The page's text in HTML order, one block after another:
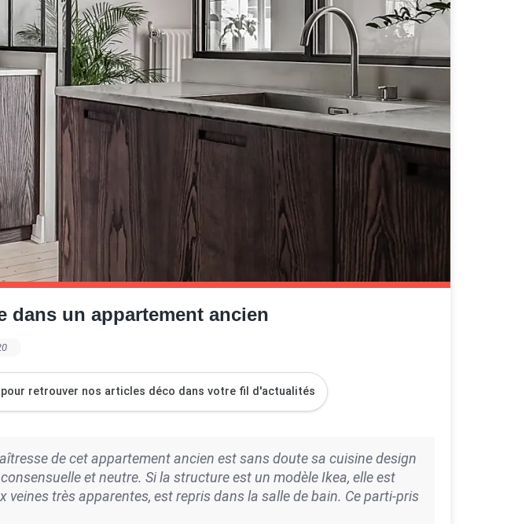
dans un appartement ancien
retrouver nos articles déco dans votre fil d'actualités
de cet appartement ancien est sans doute sa cuisine design
et neutre. Si la structure est un modèle Ikea, elle est
très apparentes, est repris dans la salle de bain. Ce parti-pris